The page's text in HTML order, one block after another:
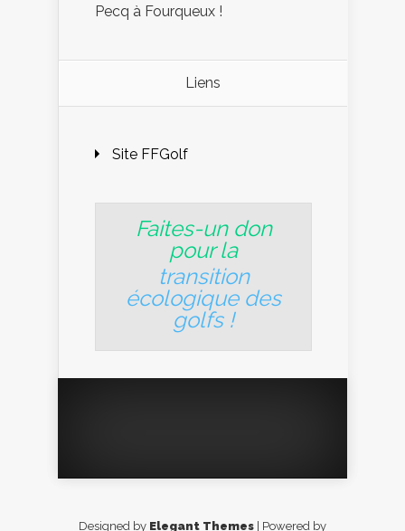
Pecq à Fourqueux !
Liens
Site FFGolf
Faites-un don
pour la
transition
écologique des
golfs!
Designed by Elegant Themes | Powered by